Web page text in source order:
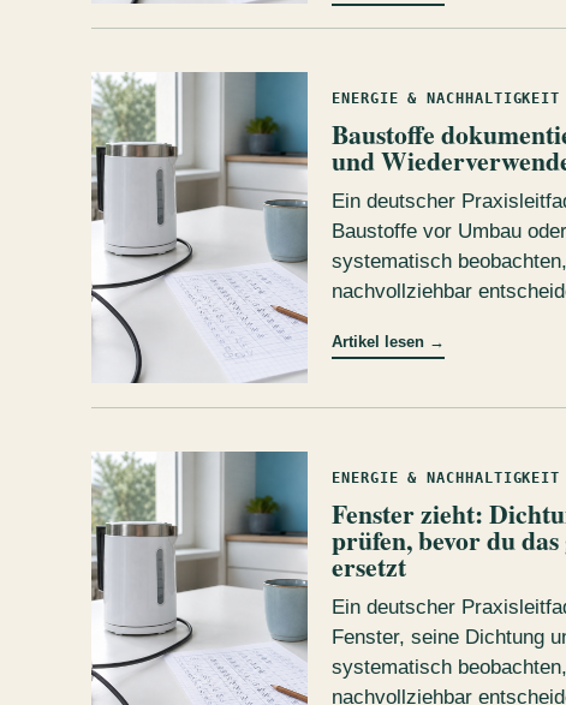
ENERGIE & NACHHALTIGKEIT
Baustoffe
und
Ein deutscher
Baustoffe vor Umbau
systematisch
nachvollziehbar
Artikel lesen →
ENERGIE & NACHHALTIGKEIT
Fenster zieht:
prüfen, bevor du
ersetzt
Ein deutscher
Fenster, seine Dichtung
systematisch
nachvollziehbar